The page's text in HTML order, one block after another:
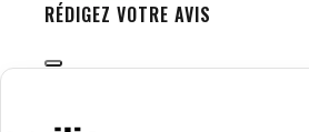
RÉDIGEZ VOTRE AVIS